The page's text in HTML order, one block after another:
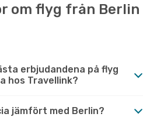
om flyg från Berlin
erbjudandena på flyg
hos Travellink?
jämfört med Berlin?